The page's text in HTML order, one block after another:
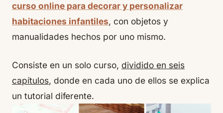
curso online para decorar y personalizar
habitaciones infantiles, con objetos y
manualidades hechos por uno mismo.
Consiste en un solo curso, dividido en seis
capítulos, donde en cada uno de ellos se explica
un tutorial diferente.